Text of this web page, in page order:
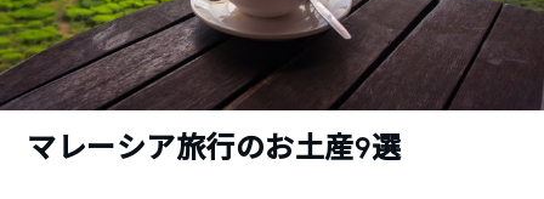
マレーシア旅行のお土産9選